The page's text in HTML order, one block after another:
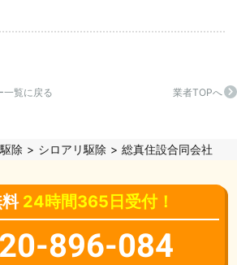
一覧に戻る 業者TOPへ
除 シロアリ駆除 総真住設合同会社
24時間365日受付！
896-084